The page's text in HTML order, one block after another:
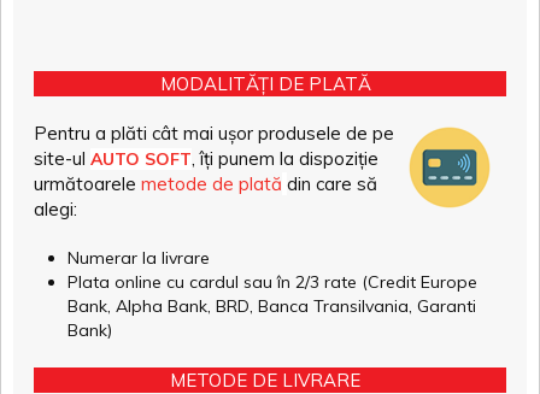
MODALITĂȚI DE PLATĂ
Pentru a plăti cât mai ușor produsele de pe
site-ul AUTO SOFT, îți punem la dispoziție
următoarele metode de plată din care să
alegi:
Numerar la livrare
Plata online cu cardul sau în 2/3 rate (Credit Europe
Bank, Alpha Bank, BRD, Banca Transilvania, Garanti
Bank)
METODE DE LIVRARE